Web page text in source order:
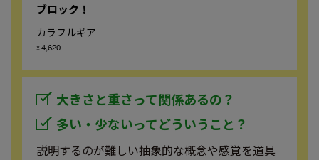
ブロック！
カラフルギア
¥4,620
大きさと重さって関係あるの？
多い・少ないってどういうこと？
説明するのが難しい抽象的な概念や感覚を道具